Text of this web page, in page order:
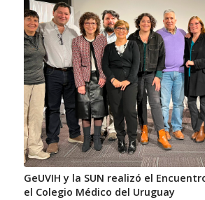
GeUVIH y la SUN realizó el
el Colegio Médico del Uruguay